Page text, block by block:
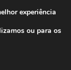
500 967
experiência
ou para os